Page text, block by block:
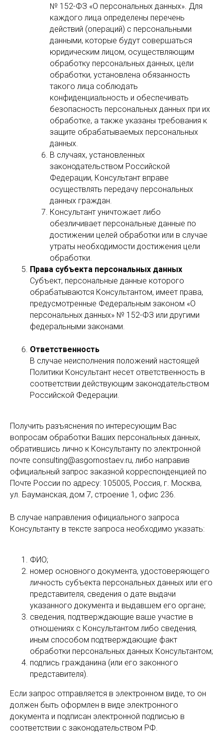
№ 152-ФЗ «О персональных данных». Для
каждого лица определены перечень
действий (операций) с персональными
данными, которые будут совершаться
юридическим лицом, осуществляющим
обработку персональных данных, цели
обработки, установлена обязанность
такого лица соблюдать
конфиденциальность и обеспечивать
безопасность персональных данных при их
обработке, а также указаны требования к
защите обрабатываемых персональных
данных.
В случаях, установленных
законодательством Российской
Федерации, Консультант вправе
осуществлять передачу персональных
данных граждан.
Консультант уничтожает либо
обезличивает персональные данные по
достижении целей обработки или в случае
утраты необходимости достижения цели
обработки.
Права субъекта персональных данных
Субъект, персональные данные которого
обрабатываются Консультантом, имеет права,
предусмотренные Федеральным законом «О
персональных данных» № 152-ФЗ или другими
федеральными законами.
Ответственность
В случае неисполнения положений настоящей
Политики Консультант несет ответственность в
соответствии действующим законодательством
Российской Федерации.
Получить разъяснения по интересующим Вас
вопросам обработки Ваших персональных данных,
обратившись лично к Консультанту по электронной
почте consulting@asgornostaev.ru, либо направив
официальный запрос заказной корреспонденцией по
Почте России по адресу: 105005, Россия, г. Москва,
ул. Бауманская, дом 7, строение 1, офис 236.
В случае направления официального запроса
Консультанту в тексте запроса необходимо указать:
ФИО;
номер основного документа, удостоверяющего
личность субъекта персональных данных или его
представителя, сведения о дате выдачи
указанного документа и выдавшем его органе;
сведения, подтверждающие ваше участие в
отношениях с Консультантом либо сведения,
иным способом подтверждающие факт
обработки персональных данных Консультантом;
подпись гражданина (или его законного
представителя).
Если запрос отправляется в электронном виде, то он
должен быть оформлен в виде электронного
документа и подписан электронной подписью в
соответствии с законодательством РФ.